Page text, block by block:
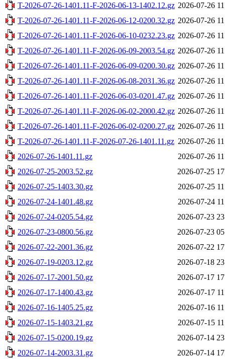
T-2026-07-26-1401.11-F-2026-06-13-1402.12.gz 2026-07-26
T-2026-07-26-1401.11-F-2026-06-12-0200.32.gz 2026-07-26
T-2026-07-26-1401.11-F-2026-06-10-0232.23.gz 2026-07-26
T-2026-07-26-1401.11-F-2026-06-09-2003.54.gz 2026-07-26
T-2026-07-26-1401.11-F-2026-06-09-0200.30.gz 2026-07-26
T-2026-07-26-1401.11-F-2026-06-08-2031.36.gz 2026-07-26
T-2026-07-26-1401.11-F-2026-06-03-0201.47.gz 2026-07-26
T-2026-07-26-1401.11-F-2026-06-02-2000.42.gz 2026-07-26
T-2026-07-26-1401.11-F-2026-06-02-0200.27.gz 2026-07-26
T-2026-07-26-1401.11-F-2026-07-26-1401.11.gz 2026-07-26
2026-07-26-1401.11.gz
2026-07-26
2026-07-25-2003.52.gz
2026-07-25
2026-07-25-1403.30.gz
2026-07-25
2026-07-24-1401.48.gz
2026-07-24
2026-07-24-0205.54.gz
2026-07-23
2026-07-23-0800.56.gz
2026-07-23
2026-07-22-2001.36.gz
2026-07-22
2026-07-19-0203.12.gz
2026-07-18
2026-07-17-2001.50.gz
2026-07-17
2026-07-17-1400.43.gz
2026-07-17
2026-07-16-1405.25.gz
2026-07-16
2026-07-15-1403.21.gz
2026-07-15
2026-07-15-0200.19.gz
2026-07-14
2026-07-14-2003.31.gz
2026-07-14